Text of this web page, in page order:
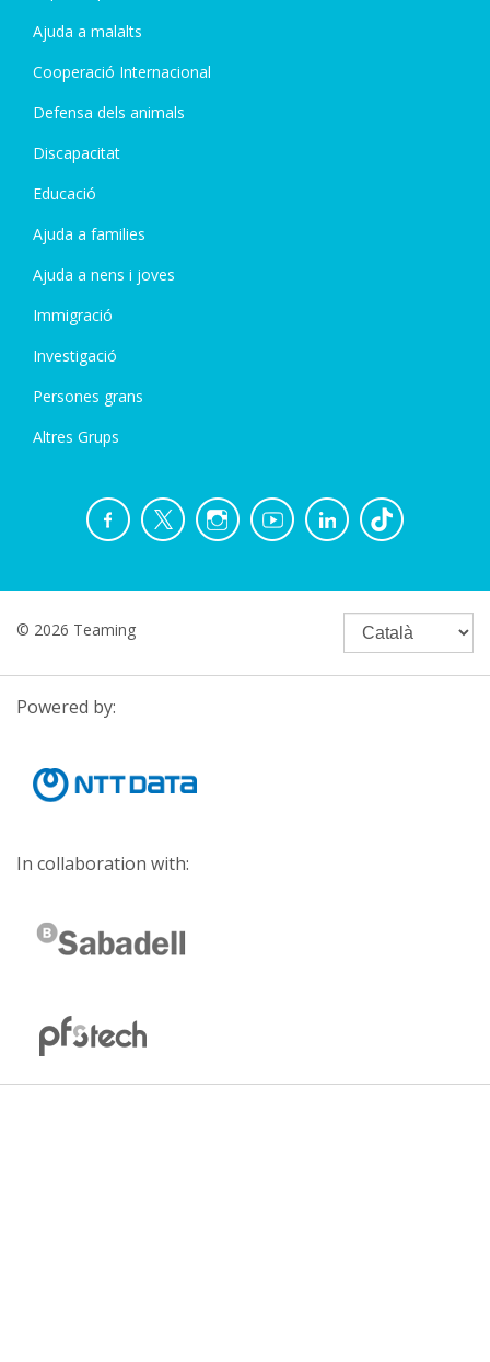
Ajuda a malalts
Cooperació Internacional
Defensa dels animals
Discapacitat
Educació
Ajuda a families
Ajuda a nens i joves
Immigració
Investigació
Persones grans
Altres Grups
© 2026 Teaming
Powered by:
In collaboration with: